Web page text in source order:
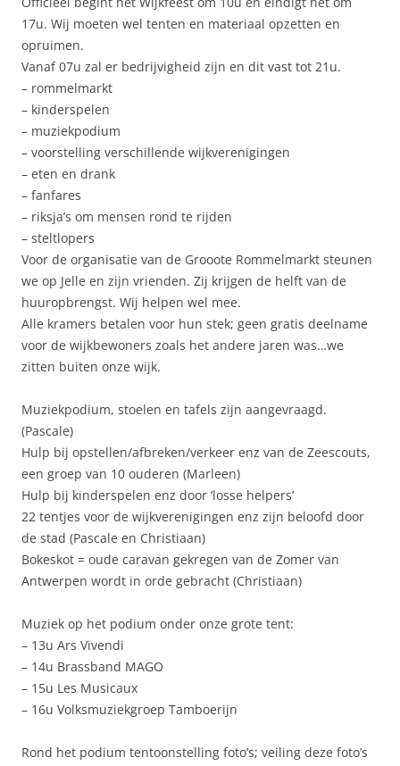
17u. Wij moeten wel tenten en materiaal opzetten en
opruimen.
Vanaf 07u zal er bedrijvigheid zijn en dit vast tot 21u.
– rommelmarkt
– kinderspelen
– muziekpodium
– voorstelling verschillende wijkverenigingen
– eten en drank
– fanfares
– riksja’s om mensen rond te rijden
– steltlopers
Voor de organisatie van de Grooote Rommelmarkt steunen
we op Jelle en zijn vrienden. Zij krijgen de helft van de
huuropbrengst. Wij helpen wel mee.
Alle kramers betalen voor hun stek; geen gratis deelname
voor de wijkbewoners zoals het andere jaren was…we
zitten buiten onze wijk.
Muziekpodium, stoelen en tafels zijn aangevraagd.
(Pascale)
Hulp bij opstellen/afbreken/verkeer enz van de Zeescouts,
een groep van 10 ouderen (Marleen)
Hulp bij kinderspelen enz door ‘losse helpers’
22 tentjes voor de wijkverenigingen enz zijn beloofd door
de stad (Pascale en Christiaan)
Bokeskot = oude caravan gekregen van de Zomer van
Antwerpen wordt in orde gebracht (Christiaan)
Muziek op het podium onder onze grote tent:
– 13u Ars Vivendi
– 14u Brassband MAGO
– 15u Les Musicaux
– 16u Volksmuziekgroep Tamboerijn
Rond het podium tentoonstelling foto’s; veiling deze foto’s